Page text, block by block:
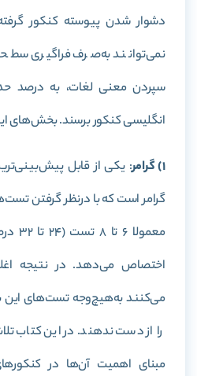
دشوار شدن پیوسته کنکور
نمی‌توانند به‌صرف فراگیری
سپردن معنی لغات، به درصد
انگلیسی کنکور برسند. بخش‌های
1) گرامر
: یکی از قابل‌
گرامر است که با درنظر گرفتن
اختصاص می‌دهد. در نتیجه
می‌کنند به‌هیچ‌وجه تست‌های این
را از دست ندهند. در این کتاب
مبنای اهمیت آن‌ها در